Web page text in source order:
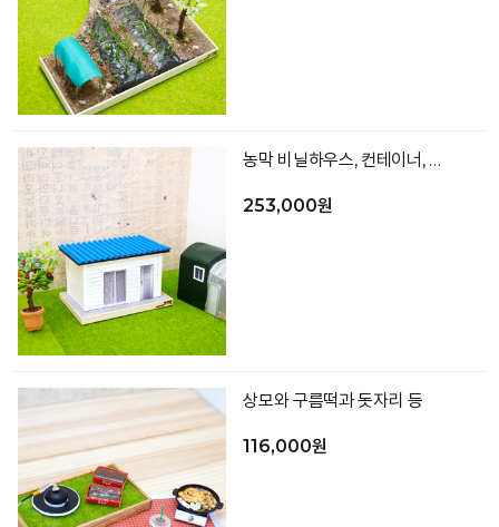
농막 비닐하우스, 컨테이너, 산딸기 나무
253,000원
상모와 구름떡과 돗자리 등
116,000원